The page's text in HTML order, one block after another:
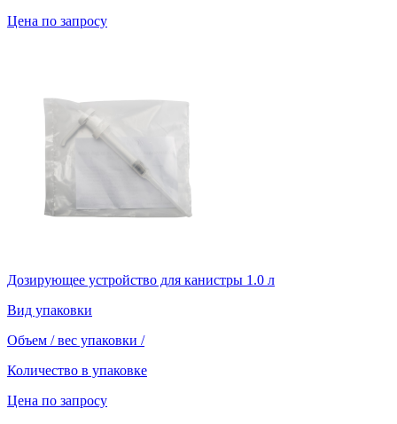
Цена по запросу
Дозирующее устройство для канистры 1.0 л
Вид упаковки
Объем / вес упаковки /
Количество в упаковке
Цена по запросу